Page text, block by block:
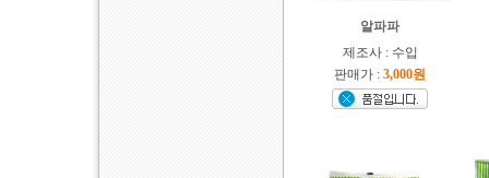
알파파
제조사 : 수입
판매가 : 3,000원